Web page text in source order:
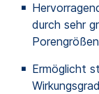
durch sehr
Ermöglicht